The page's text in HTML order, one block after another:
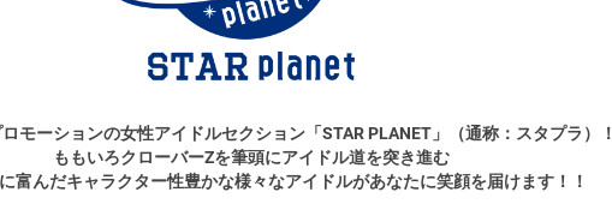
モーションの女性アイドルセクション「STAR PLANET」（通称：スタプラ）！
ももいろクローバーZを筆頭にアイドル道を突き進む
富んだキャラクター性豊かな様々なアイドルがあなたに笑顔を届けます！！